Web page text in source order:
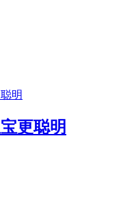
更聪明